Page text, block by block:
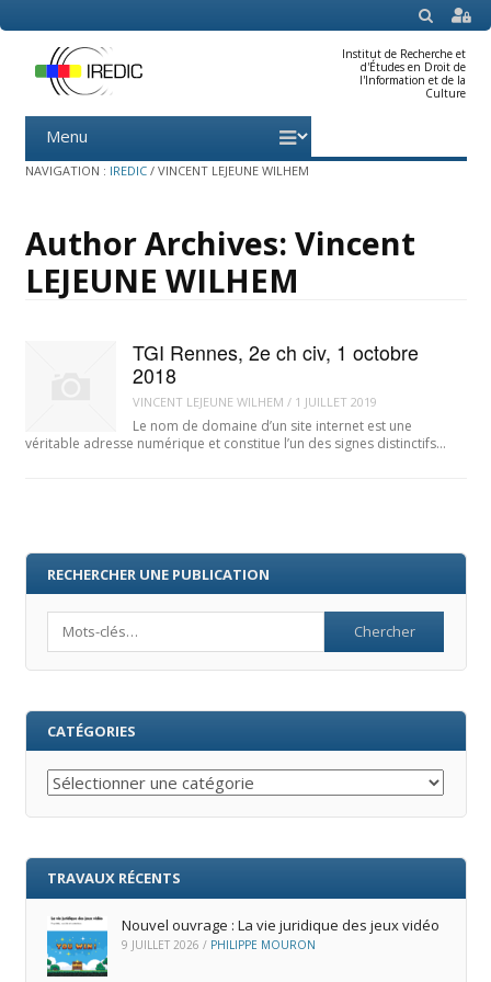
SEARCH
Institut de Recherche et
d'Études en Droit de
l'Information et de la
Culture
Menu
content
NAVIGATION : IREDIC / VINCENT LEJEUNE WILHEM
Author Archives: Vincent
LEJEUNE WILHEM
TGI Rennes, 2e ch civ, 1 octobre
2018
VINCENT LEJEUNE WILHEM / 1 JUILLET 2019
Le nom de domaine d’un site internet est une
véritable adresse numérique et constitue l’un des signes distinctifs…
RECHERCHER UNE PUBLICATION
CATÉGORIES
Catégories
TRAVAUX RÉCENTS
Nouvel ouvrage : La vie juridique des jeux vidéo
9 JUILLET 2026 / PHILIPPE MOURON